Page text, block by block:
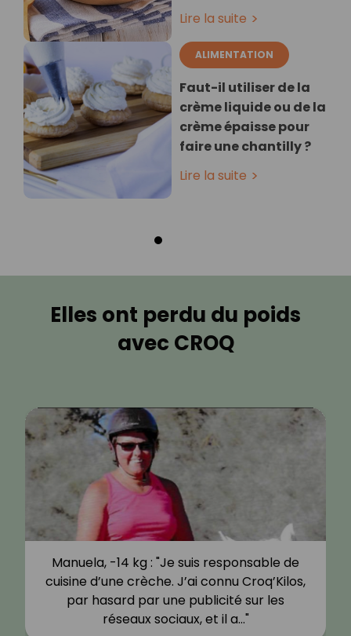
Lire la suite
ALIMENTATION
Faut-il utiliser de la
crème liquide ou de la
crème épaisse pour
faire une chantilly ?
Lire la suite
Elles ont perdu du poids
avec CROQ
Manuela, -14 kg : "Je suis responsable de
cuisine d’une crèche. J’ai connu Croq’Kilos,
par hasard par une publicité sur les
réseaux sociaux, et il a…"